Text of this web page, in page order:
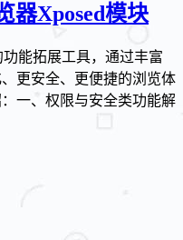
器Xposed模块
能拓展工具，通过丰富
更安全、更便捷的浏览体
一、权限与安全类功能解